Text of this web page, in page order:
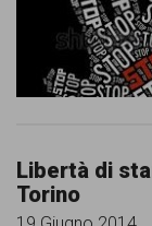
Libertà di
Torino